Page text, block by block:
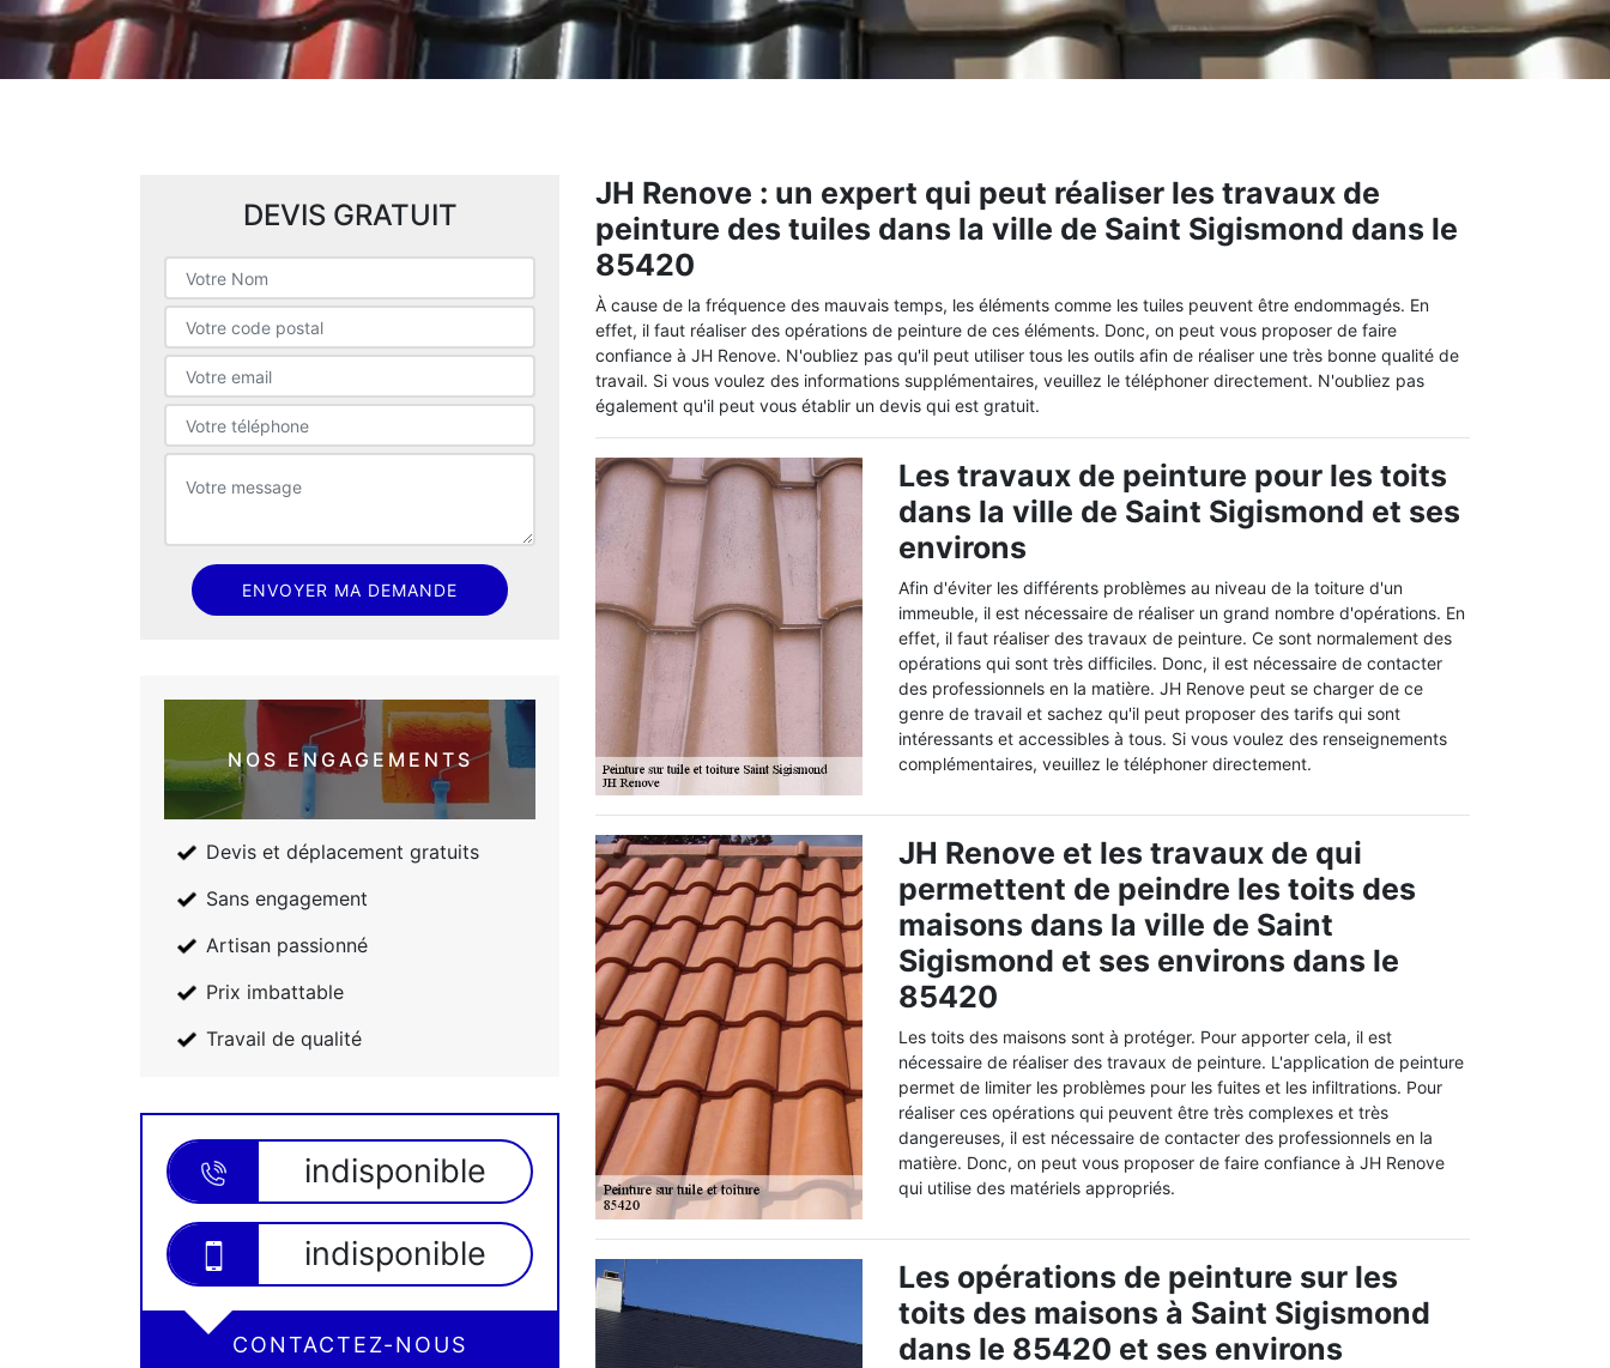
DEVIS GRATUIT
NOS ENGAGEMENTS
Devis et déplacement gratuits
Sans engagement
Artisan passionné
Prix imbattable
Travail de qualité
indisponible
indisponible
CONTACTEZ-NOUS
JH Renove : un expert qui peut réaliser les travaux de
peinture des tuiles dans la ville de Saint Sigismond dans le
85420
À cause de la fréquence des mauvais temps, les éléments comme les tuiles peuvent être endommagés. En
effet, il faut réaliser des opérations de peinture de ces éléments. Donc, on peut vous proposer de faire
confiance à JH Renove. N'oubliez pas qu'il peut utiliser tous les outils afin de réaliser une très bonne qualité de
travail. Si vous voulez des informations supplémentaires, veuillez le téléphoner directement. N'oubliez pas
également qu'il peut vous établir un devis qui est gratuit.
Les travaux de peinture pour les toits
dans la ville de Saint Sigismond et ses
environs
Afin d'éviter les différents problèmes au niveau de la toiture d'un
immeuble, il est nécessaire de réaliser un grand nombre d'opérations. En
effet, il faut réaliser des travaux de peinture. Ce sont normalement des
opérations qui sont très difficiles. Donc, il est nécessaire de contacter
des professionnels en la matière. JH Renove peut se charger de ce
genre de travail et sachez qu'il peut proposer des tarifs qui sont
intéressants et accessibles à tous. Si vous voulez des renseignements
complémentaires, veuillez le téléphoner directement.
JH Renove et les travaux de qui
permettent de peindre les toits des
maisons dans la ville de Saint
Sigismond et ses environs dans le
85420
Les toits des maisons sont à protéger. Pour apporter cela, il est
nécessaire de réaliser des travaux de peinture. L'application de peinture
permet de limiter les problèmes pour les fuites et les infiltrations. Pour
réaliser ces opérations qui peuvent être très complexes et très
dangereuses, il est nécessaire de contacter des professionnels en la
matière. Donc, on peut vous proposer de faire confiance à JH Renove
qui utilise des matériels appropriés.
Les opérations de peinture sur les
toits des maisons à Saint Sigismond
dans le 85420 et ses environs